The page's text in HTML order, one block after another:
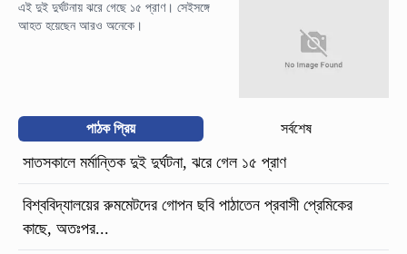
এই দুই দুর্ঘটনায় ঝরে গেছে ১৫ প্রাণ। সেইসঙ্গে
আহত হয়েছেন আরও অনেকে।
পাঠক প্রিয় সর্বশেষ
সাতসকালে মর্মান্তিক দুই দুর্ঘটনা, ঝরে গেল ১৫ প্রাণ
বিশ্ববিদ্যালয়ের রুমমেটদের গোপন ছবি পাঠাতেন প্রবাসী প্রেমিকের
কাছে, অতঃপর...